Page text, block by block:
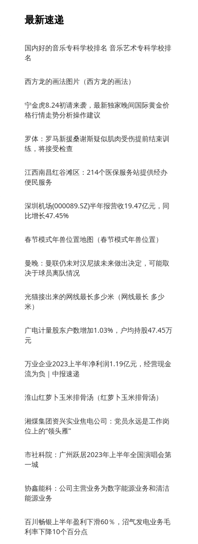
最新速递
国内好的音乐专科学校排名 音乐艺术专科学校排
名
西方龙的画法图片（西方龙的画法）
宁金虎8.24初请来袭，最新独家晚间国际黄金价
格行情走势分析操作建议
罗体：罗马新援桑谢斯疑似肌肉受伤提前结束训
练，将接受检查
江西南昌红谷滩区：214个医保服务站提供经办
便民服务
深圳机场(000089.SZ)半年报营收19.47亿元，同
比增长47.45%
春节模式年兽位置地图（春节模式年兽位置）
曼晚：曼联仍未对汉尼拔未来做出决定，可能取
决于球员离队情况
光猫接出来的网线最长多少米（网线最长 多少
米）
广电计量股东户数增加1.03%，户均持股47.45万
元
万业企业2023上半年净利润1.19亿元，经营现金
流为负｜中报速递
淮山红萝卜玉米排骨汤（红萝卜玉米排骨汤）
湘煤集团资兴实业焦电公司：党员永远是工作岗
位上的“领头雁”
市社科院：广州跃居2023年上半年全国演唱会第
一城
协鑫能科：公司主营业务为数字能源业务和清洁
能源业务
百川畅银上半年盈利下滑60％，沼气发电业务毛
利率下降10个百分点